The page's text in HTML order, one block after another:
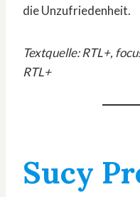
die Unzufriedenheit.
Textquelle: RTL+,
RTL+
Sucy